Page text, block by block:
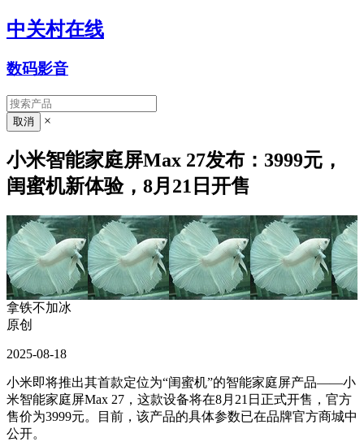
中关村在线
数码影音
×
小米智能家庭屏Max 27发布：3999元，
闺蜜机新体验，8月21日开售
拿铁不加冰
原创
2025-08-18
小米即将推出其首款定位为“闺蜜机”的智能家庭屏产品——小
米智能家庭屏Max 27，这款设备将在8月21日正式开售，官方
售价为3999元。目前，该产品的具体参数已在品牌官方商城中
公开。